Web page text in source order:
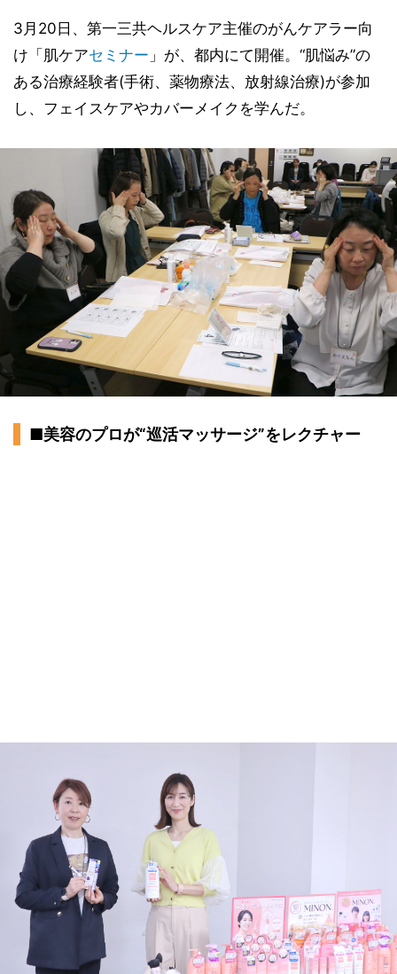
3月20日、第一三共ヘルスケア主催のがんケアラー向
け「肌ケアセミナー 」が、都内にて開催。“肌悩み”の
ある治療経験者(手術、薬物療法、放射線治療)が参加
し、フェイスケアやカバーメイクを学んだ。
■美容のプロが“巡活マッサージ”をレクチャー